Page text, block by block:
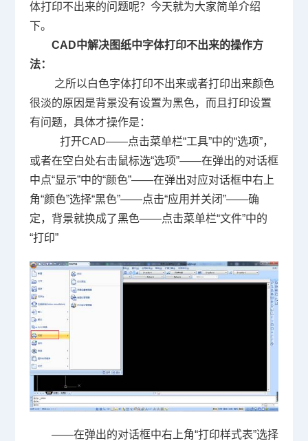
体打印不出来的问题呢？今天就为大家简单介绍
下。
CAD中解决图纸中字体打印不出来的操作方
法：
之所以白色字体打印不出来或者打印出来颜色
很淡的原因是背景没有设置为黑色，而且打印设置
有问题，具体才操作是：
打开CAD——点击菜单栏“工具”中的“选项”，
或者在空白处右击鼠标选“选项”——在弹出的对话框
中点“显示”中的“颜色”——在弹出对应对话框中右上
角“颜色”选择“黑色”——点击“应用并关闭”——确
定，背景就换成了黑色——点击菜单栏“文件”中的
“打印”
——在弹出的对话框中右上角“打印样式表”选择